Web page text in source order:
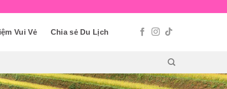
Vui Vẻ Chia sẻ Du Lịch